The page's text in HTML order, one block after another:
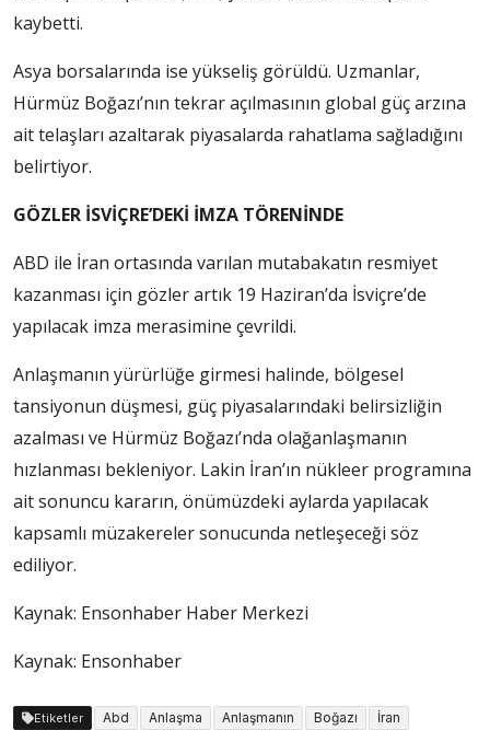
kaybetti.
Asya borsalarında ise yükseliş görüldü. Uzmanlar,
Hürmüz Boğazı’nın tekrar açılmasının global güç arzına
ait telaşları azaltarak piyasalarda rahatlama sağladığını
belirtiyor.
GÖZLER İSVİÇRE’DEKİ İMZA TÖRENİNDE
ABD ile İran ortasında varılan mutabakatın resmiyet
kazanması için gözler artık 19 Haziran’da İsviçre’de
yapılacak imza merasimine çevrildi.
Anlaşmanın yürürlüğe girmesi halinde, bölgesel
tansiyonun düşmesi, güç piyasalarındaki belirsizliğin
azalması ve Hürmüz Boğazı’nda olağanlaşmanın
hızlanması bekleniyor. Lakin İran’ın nükleer programına
ait sonuncu kararın, önümüzdeki aylarda yapılacak
kapsamlı müzakereler sonucunda netleşeceği söz
ediliyor.
Kaynak: Ensonhaber Haber Merkezi
Kaynak: Ensonhaber
Etiketler Abd Anlaşma Anlaşmanın Boğazı İran